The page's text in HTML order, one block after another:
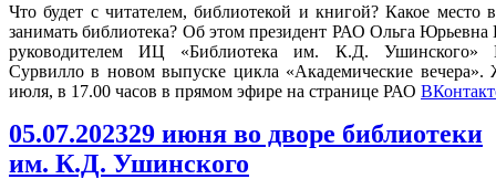
Что будет с читателем, библиотекой и книгой? Какое место
занимать библиотека? Об этом президент РАО Ольга Юрьевна
руководителем ИЦ «Библиотека им. К.Д. Ушинского»
Сурвилло в новом выпуске цикла «Академические вечера».
июля, в 17.00 часов в прямом эфире на странице РАО
05.07.202329 июня во дворе библиотеки
им. К.Д. Ушинского